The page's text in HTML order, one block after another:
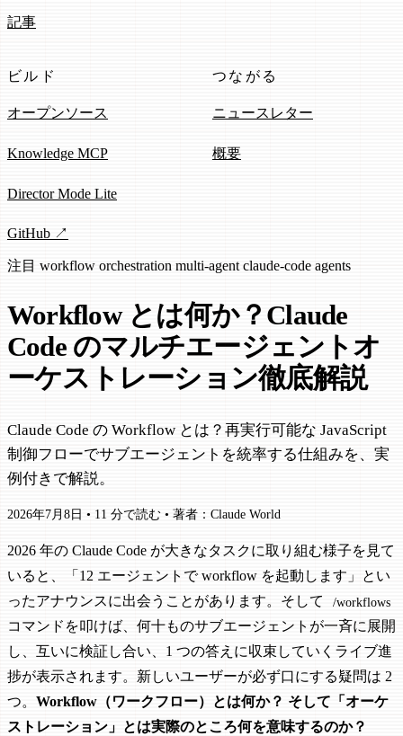
記事
ビルド
オープンソース
Knowledge MCP
Director Mode Lite
GitHub ↗
つながる
ニュースレター
概要
注目 workflow orchestration multi-agent claude-code agents
Workflow とは何か？Claude
Code のマルチエージェントオ
ーケストレーション徹底解説
Claude Code の Workflow とは？再実行可能な JavaScript
制御フローでサブエージェントを統率する仕組みを、実
例付きで解説。
2026年7月8日 • 11 分で読む • 著者：Claude World
2026 年の Claude Code が大きなタスクに取り組む様子を見て
いると、「12 エージェントで workflow を起動します」とい
ったアナウンスに出会うことがあります。そして
/workflows
コマンドを叩けば、何十ものサブエージェントが一斉に展開
し、互いに検証し合い、1 つの答えに収束していくライブ進
捗が表示されます。新しいユーザーが必ず口にする疑問は 2
つ。 Workflow（ワークフロー）とは何か？ そして「オーケ
ストレーション」とは実際のところ何を意味するのか？